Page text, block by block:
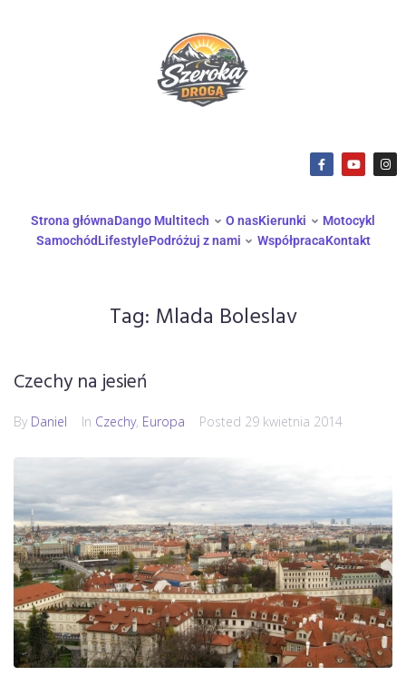
Strona głównaDango Multitech O nasKierunki
Motocykl
SamochódLifestylePodróżuj z nami WspółpracaKontakt
Tag: Mlada Boleslav
Czechy na jesień
By Daniel In Czechy, Europa Posted 29 kwietnia 2014